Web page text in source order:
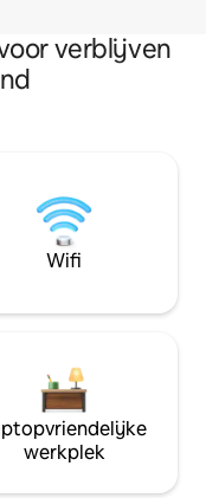
verblijven
Wifi
werkplek